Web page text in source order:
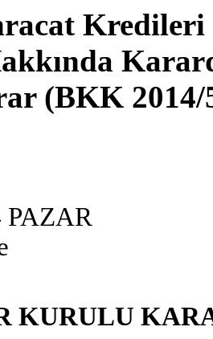
Kredileri
(BKK 2014/
PAZAR
KURULU